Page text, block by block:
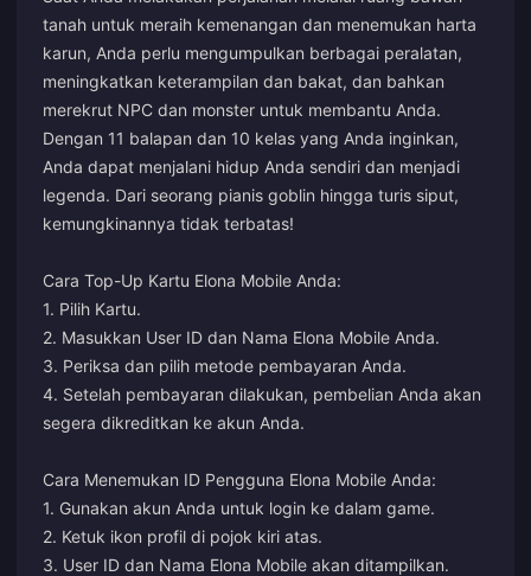
tanah untuk meraih kemenangan dan menemukan harta
karun, Anda perlu mengumpulkan berbagai peralatan,
meningkatkan keterampilan dan bakat, dan bahkan
merekrut NPC dan monster untuk membantu Anda.
Dengan 11 balapan dan 10 kelas yang Anda inginkan,
Anda dapat menjalani hidup Anda sendiri dan menjadi
legenda. Dari seorang pianis goblin hingga turis siput,
kemungkinannya tidak terbatas!
Cara Top-Up Kartu Elona Mobile Anda:
1. Pilih Kartu.
2. Masukkan User ID dan Nama Elona Mobile Anda.
3. Periksa dan pilih metode pembayaran Anda.
4. Setelah pembayaran dilakukan, pembelian Anda akan
segera dikreditkan ke akun Anda.
Cara Menemukan ID Pengguna Elona Mobile Anda:
1. Gunakan akun Anda untuk login ke dalam game.
2. Ketuk ikon profil di pojok kiri atas.
3. User ID dan Nama Elona Mobile akan ditampilkan.